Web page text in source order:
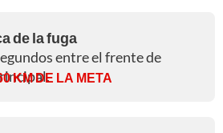
de la fuga
entre el frente de
KM DE LA META